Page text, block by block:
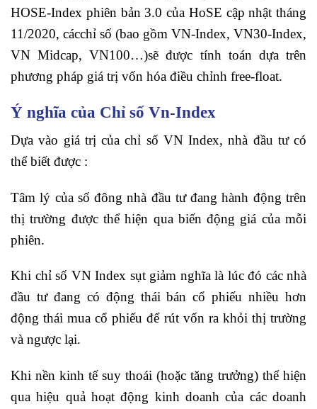
HOSE-Index phiên bản 3.0 của HoSE cập nhật tháng
11/2020, cácchỉ số (bao gồm VN-Index, VN30-Index,
VN Midcap, VN100…)sẽ được tính toán dựa trên
phương pháp giá trị vốn hóa điều chỉnh free-float.
Ý nghĩa của Chỉ số Vn-Index
Dựa vào giá trị của chỉ số VN Index, nhà đầu tư có
thể biết được :
Tâm lý của số đông nhà đầu tư đang hành động trên
thị trường được thể hiện qua biến động giá của mỗi
phiên.
Khi chỉ số VN Index sụt giảm nghĩa là lúc đó các nhà
đầu tư đang có động thái bán cổ phiếu nhiều hơn
động thái mua cổ phiếu để rút vốn ra khỏi thị trường
và ngược lại.
Khi nền kinh tế suy thoái (hoặc tăng trưởng) thể hiện
qua hiệu quả hoạt động kinh doanh của các doanh